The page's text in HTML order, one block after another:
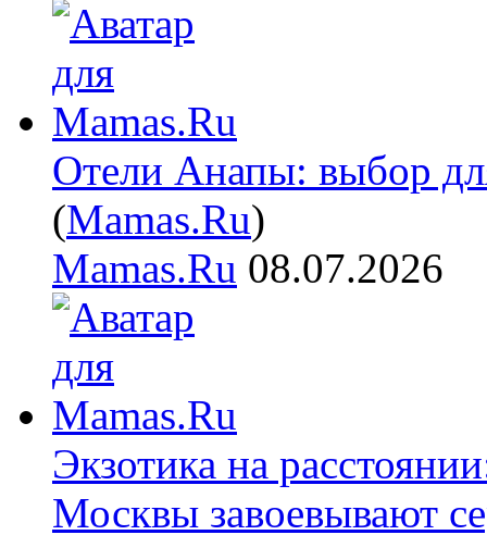
Отели Анапы: выбор
(Mamas.Ru)
Mamas.Ru 08.07.2026
Экзотика на
Москвы завоевывают